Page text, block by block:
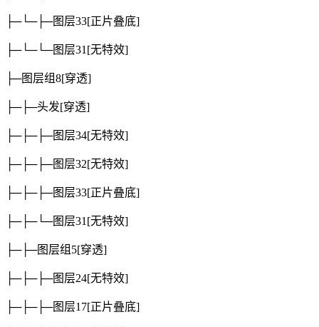
├─└─├─图层33[正片叠底]
├─└─└─图层31 [无特效]
├─图层组8[穿透]
├─├─头发[穿透]
├─├─├─图层34[无特效]
├─├─├─图层32[无特效]
├─├─├─图层33[正片叠底]
├─├─└─图层31 [无特效]
├─├─图层组5[穿透]
├─├─├─图层24[无特效]
├─├─├─图层17[正片叠底]